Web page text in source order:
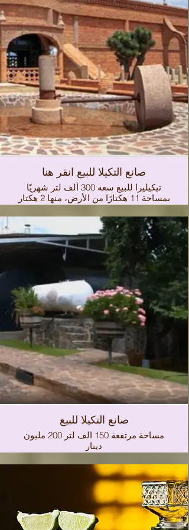
صانع التكيلا للبيع انقر هنا
تيكيليرا للبيع سعة 300 ألف لتر شهريًا
بمساحة 11 هكتارًا من الأرض، منها 2 هكتار
مستودعات، 7 هكتارات لزراعة الأفوكادو،
1 هكتار للمنزل الريفي، بسعر 590 مليون
بيزو يقع هذا المصنع في قلب مرتفعات
خاليسكو. 5 علامات تجارية وNOM الحالي.
صانع التكيلا للبيع
مساحة مرتفعة 150 الف لتر 200 مليون
دينار